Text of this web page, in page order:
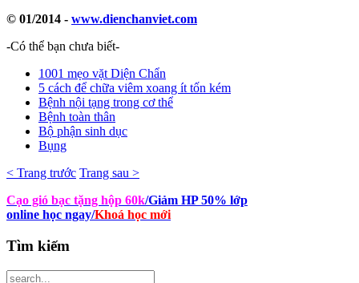
© 01/2014 - www.dienchanviet.com
-Có thể bạn chưa biết-
1001 mẹo vặt Diện Chẩn
5 cách để chữa viêm xoang ít tốn kém
Bệnh nội tạng trong cơ thể
Bệnh toàn thân
Bộ phận sinh dục
Bụng
< Trang trước Trang sau >
Cạo gió bạc tặng hộp 60k/Giảm HP 50% lớp
online học ngay/Khoá học mới
Tìm kiếm